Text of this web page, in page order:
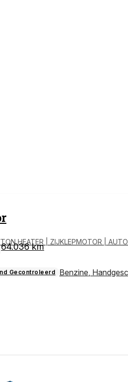
HEATER | ZIJKLEPMOTOR |
64.036 km
Gecontroleerd Benzine